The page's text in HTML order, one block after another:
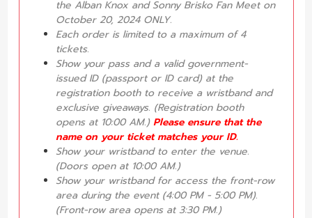
the Alban Knox and Sonny Brisko Fan Meet on
October 20, 2024 ONLY.
Each order is limited to a maximum of 4
tickets.
Show your pass and a valid government-
issued ID (passport or ID card) at the
registration booth to receive a wristband and
exclusive giveaways. (Registration booth
opens at 10:00 AM.)Please ensure that the
name on your ticket matches your ID.
Show your wristband to enter the venue.
(Doors open at 10:00 AM.)
Show your wristband for access the front-row
area during the event (4:00 PM - 5:00 PM).
(Front-row area opens at 3:30 PM.)